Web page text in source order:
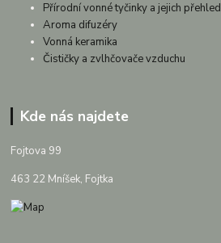
Přírodní vonné tyčinky a jejich přehled
Aroma difuzéry
Vonná keramika
Čističky a zvlhčovače vzduchu
Kde nás najdete
Fojtova 99
463 22 Mníšek, Fojtka